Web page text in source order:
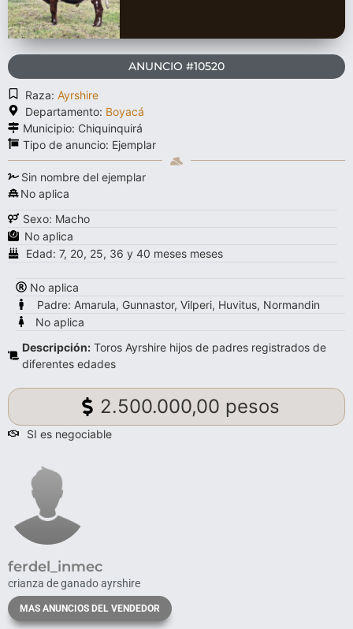
ANUNCIO #10520
Raza: Ayrshire
Departamento: Boyacá
Municipio: Chiquinquirá
Tipo de anuncio: Ejemplar
Sin nombre del ejemplar
No aplica
Sexo: Macho
No aplica
Edad: 7, 20, 25, 36 y 40 meses meses
No aplica
Padre: Amarula, Gunnastor, Vilperi, Huvitus, Normandin
No aplica
Descripción: Toros Ayrshire hijos de padres registrados de
diferentes edades
2.500.000,00 pesos
SI es negociable
ferdel_inmec
crianza de ganado ayrshire
MAS ANUNCIOS DEL VENDEDOR